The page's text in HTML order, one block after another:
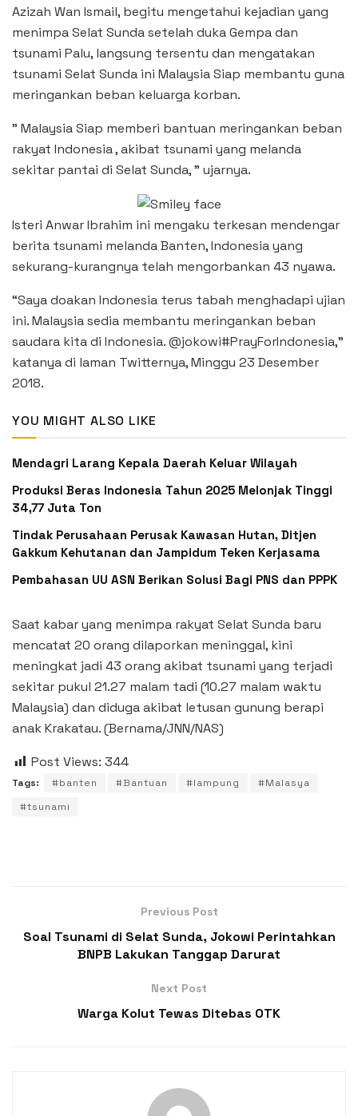
Azizah Wan Ismail, begitu mengetahui kejadian yang
menimpa Selat Sunda setelah duka Gempa dan
tsunami Palu, langsung tersentu dan mengatakan
tsunami Selat Sunda ini Malaysia Siap membantu guna
meringankan beban keluarga korban.
” Malaysia Siap memberi bantuan meringankan beban
rakyat Indonesia , akibat tsunami yang melanda
sekitar pantai di Selat Sunda, ” ujarnya.
Isteri Anwar Ibrahim ini mengaku terkesan mendengar
berita tsunami melanda Banten, Indonesia yang
sekurang-kurangnya telah mengorbankan 43 nyawa.
“Saya doakan Indonesia terus tabah menghadapi ujian
ini. Malaysia sedia membantu meringankan beban
saudara kita di Indonesia. @jokowi#PrayForIndonesia,”
katanya di laman Twitternya, Minggu 23 Desember
2018.
YOU MIGHT ALSO LIKE
Mendagri Larang Kepala Daerah Keluar Wilayah
Produksi Beras Indonesia Tahun 2025 Melonjak Tinggi
34,77 Juta Ton
Tindak Perusahaan Perusak Kawasan Hutan, Ditjen
Gakkum Kehutanan dan Jampidum Teken Kerjasama
Pembahasan UU ASN Berikan Solusi Bagi PNS dan PPPK
Saat kabar yang menimpa rakyat Selat Sunda baru
mencatat 20 orang dilaporkan meninggal, kini
meningkat jadi 43 orang akibat tsunami yang terjadi
sekitar pukul 21.27 malam tadi (10.27 malam waktu
Malaysia) dan diduga akibat letusan gunung berapi
anak Krakatau. (Bernama/JNN/NAS)
Post Views: 344
Tags: #banten #Bantuan #lampung
#Malasya
#tsunami
Previous Post
Soal Tsunami di Selat Sunda, Jokowi Perintahkan
BNPB Lakukan Tanggap Darurat
Next Post
Warga Kolut Tewas Ditebas OTK